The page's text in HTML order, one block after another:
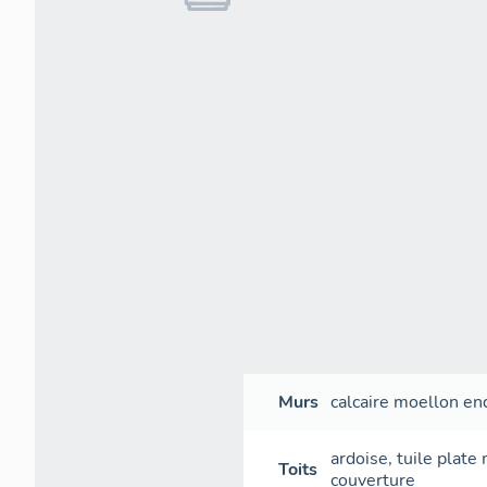
Murs calcaire moellon
Toits ardoise, tuile plate
couverture